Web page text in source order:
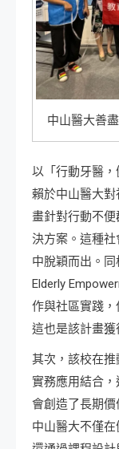
中山醫大善
以「行動牙醫
賴於中山醫大
畫針對行動不
決方案。這種
中脫穎而出。
Elderly
作與社區實踐，
這也是該計畫獲
其次，該校在
實務應用結合
會創造了長期價
中山醫大不僅